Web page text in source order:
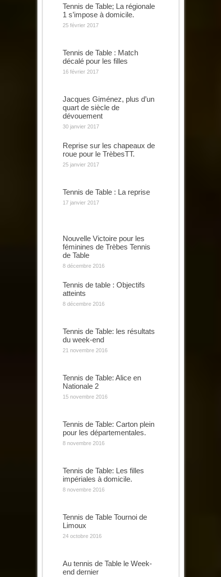
Tennis de Table; La régionale
1 s’impose à domicile.
25 février 2017
Tennis de Table : Match
décalé pour les filles
16 février 2017
Jacques Giménez, plus d’un
quart de siècle de
dévouement
30 janvier 2017
Reprise sur les chapeaux de
roue pour le TrèbesTT.
25 janvier 2017
Tennis de Table : La reprise
17 janvier 2017
Nouvelle Victoire pour les
féminines de Trèbes Tennis
de Table
8 décembre 2016
Tennis de table : Objectifs
atteints
8 décembre 2016
Tennis de Table: les résultats
du week-end
21 novembre 2016
Tennis de Table: Alice en
Nationale 2
15 novembre 2016
Tennis de Table: Carton plein
pour les départementales.
8 novembre 2016
Tennis de Table: Les filles
impériales à domicile.
8 novembre 2016
Tennis de Table Tournoi de
Limoux
24 octobre 2016
Au tennis de Table le Week-
end dernier